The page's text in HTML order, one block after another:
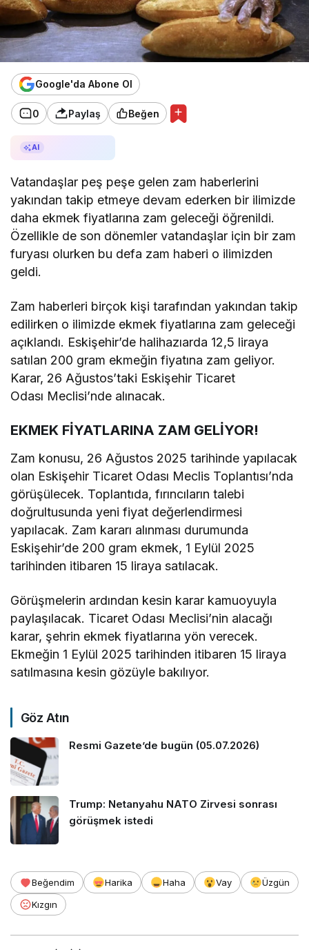
Google'da Abone Ol
0 Paylaş Beğen
AI
Vatandaşlar peş peşe gelen zam haberlerini
yakından takip etmeye devam ederken bir ilimizde
daha ekmek fiyatlarına zam geleceği öğrenildi.
Özellikle de son dönemler vatandaşlar için bir zam
furyası olurken bu defa zam haberi o ilimizden
geldi.
Zam haberleri birçok kişi tarafından yakından takip
edilirken o ilimizde ekmek fiyatlarına zam geleceği
açıklandı. Eskişehir’de halihazıarda 12,5 liraya
satılan 200 gram ekmeğin fiyatına zam geliyor.
Karar, 26 Ağustos’taki Eskişehir Ticaret
Odası Meclisi’nde alınacak.
EKMEK FİYATLARINA ZAM GELİYOR!
Zam konusu, 26 Ağustos 2025 tarihinde yapılacak
olan Eskişehir Ticaret Odası Meclis Toplantısı’nda
görüşülecek. Toplantıda, fırıncıların talebi
doğrultusunda yeni fiyat değerlendirmesi
yapılacak. Zam kararı alınması durumunda
Eskişehir’de 200 gram ekmek, 1 Eylül 2025
tarihinden itibaren 15 liraya satılacak.
Görüşmelerin ardından kesin karar kamuoyuyla
paylaşılacak. Ticaret Odası Meclisi’nin alacağı
karar, şehrin ekmek fiyatlarına yön verecek.
Ekmeğin 1 Eylül 2025 tarihinden itibaren 15 liraya
satılmasına kesin gözüyle bakılıyor.
Göz Atın
Resmi Gazete’de bugün (05.07.2026)
Trump: Netanyahu NATO Zirvesi sonrası
görüşmek istedi
Beğendim Harika Haha Vay
Üzgün
Kızgın